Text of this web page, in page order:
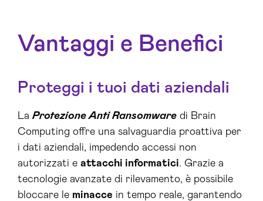
Vantaggi e Benefici
Proteggi i tuoi dati aziendali
La Protezione Anti Ransomware di Brain
Computing offre una salvaguardia proattiva per
i dati aziendali, impedendo accessi non
autorizzati e attacchi informatici. Grazie a
tecnologie avanzate di rilevamento, è possibile
bloccare le minacce in tempo reale, garantendo